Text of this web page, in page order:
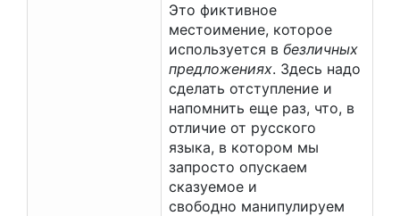
Это фиктивное
местоимение, которое
используется в безличных
предложениях. Здесь надо
сделать отступление и
напомнить еще раз, что, в
отличие от русского
языка, в котором мы
запросто опускаем
сказуемое и
свободно манипулируем